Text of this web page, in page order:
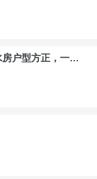
悦荣府套四户型，清水房户型方正，一口价94，8